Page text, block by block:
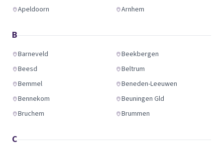
Apeldoorn
Arnhem
B
Barneveld
Beekbergen
Beesd
Beltrum
Bemmel
Beneden-Leeuwen
Bennekom
Beuningen Gld
Bruchem
Brummen
C